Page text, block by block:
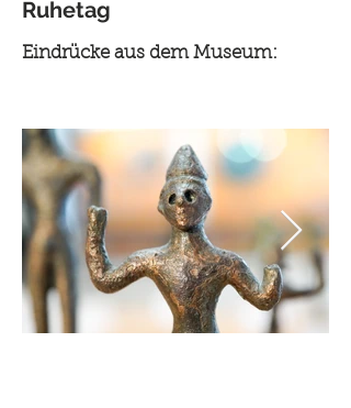
Ruhetag
Eindrücke aus dem Museum: